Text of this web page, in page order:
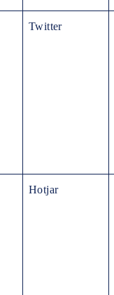
Twitter
Hotjar